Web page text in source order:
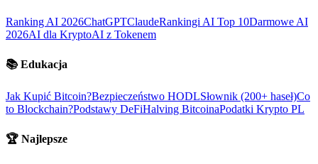
Ranking AI 2026ChatGPTClaudeRankingi AI Top 10Darmowe AI
2026AI dla KryptoAI z Tokenem
📚 Edukacja
Jak Kupić Bitcoin?Bezpieczeństwo HODLSłownik (200+ haseł)Co
to Blockchain?Podstawy DeFiHalving BitcoinaPodatki Krypto PL
🏆 Najlepsze